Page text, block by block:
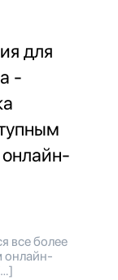
для
-
все более
онлайн-